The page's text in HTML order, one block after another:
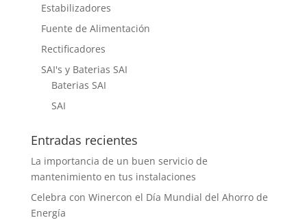
Estabilizadores
Fuente de Alimentación
Rectificadores
SAI's y Baterias SAI
Baterias SAI
SAI
Entradas recientes
La importancia de un buen servicio de
mantenimiento en tus instalaciones
Celebra con Winercon el Día Mundial del Ahorro de
Energía